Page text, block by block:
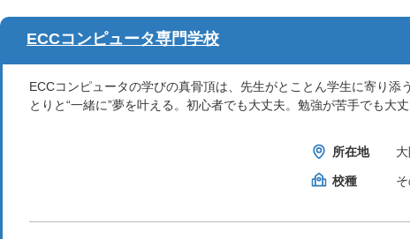
ECCコンピュータ専門学校
ECCコンピュータの学びの真骨頂は、先生がとことん学生に寄り
とりと“一緒に”夢を叶える。初心者でも大丈夫。勉強が苦手でも大
所在地
校種